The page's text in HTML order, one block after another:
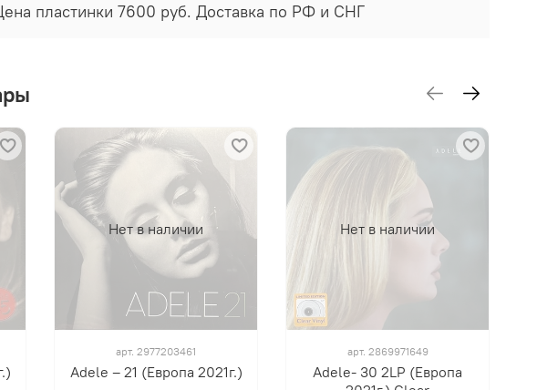
пластинки 7600 руб. Доставка по РФ и СНГ
Нет в наличии
арт. 2977203461
Adele – 21 (Европа 2021г.)
Нет в наличии
арт. 2869971649
Adele- 30 2LP (Европа